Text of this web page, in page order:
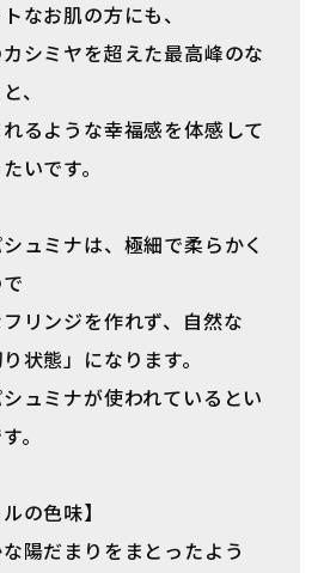
なお肌の方にも、
シミヤを超えた最高峰のな
、
るような幸福感を体感して
いです。
ュミナは、極細で柔らかく
リンジを作れず、自然な
り状態」になります。
ュミナが使われているとい
。
の色味】
陽だまりをまとったよう